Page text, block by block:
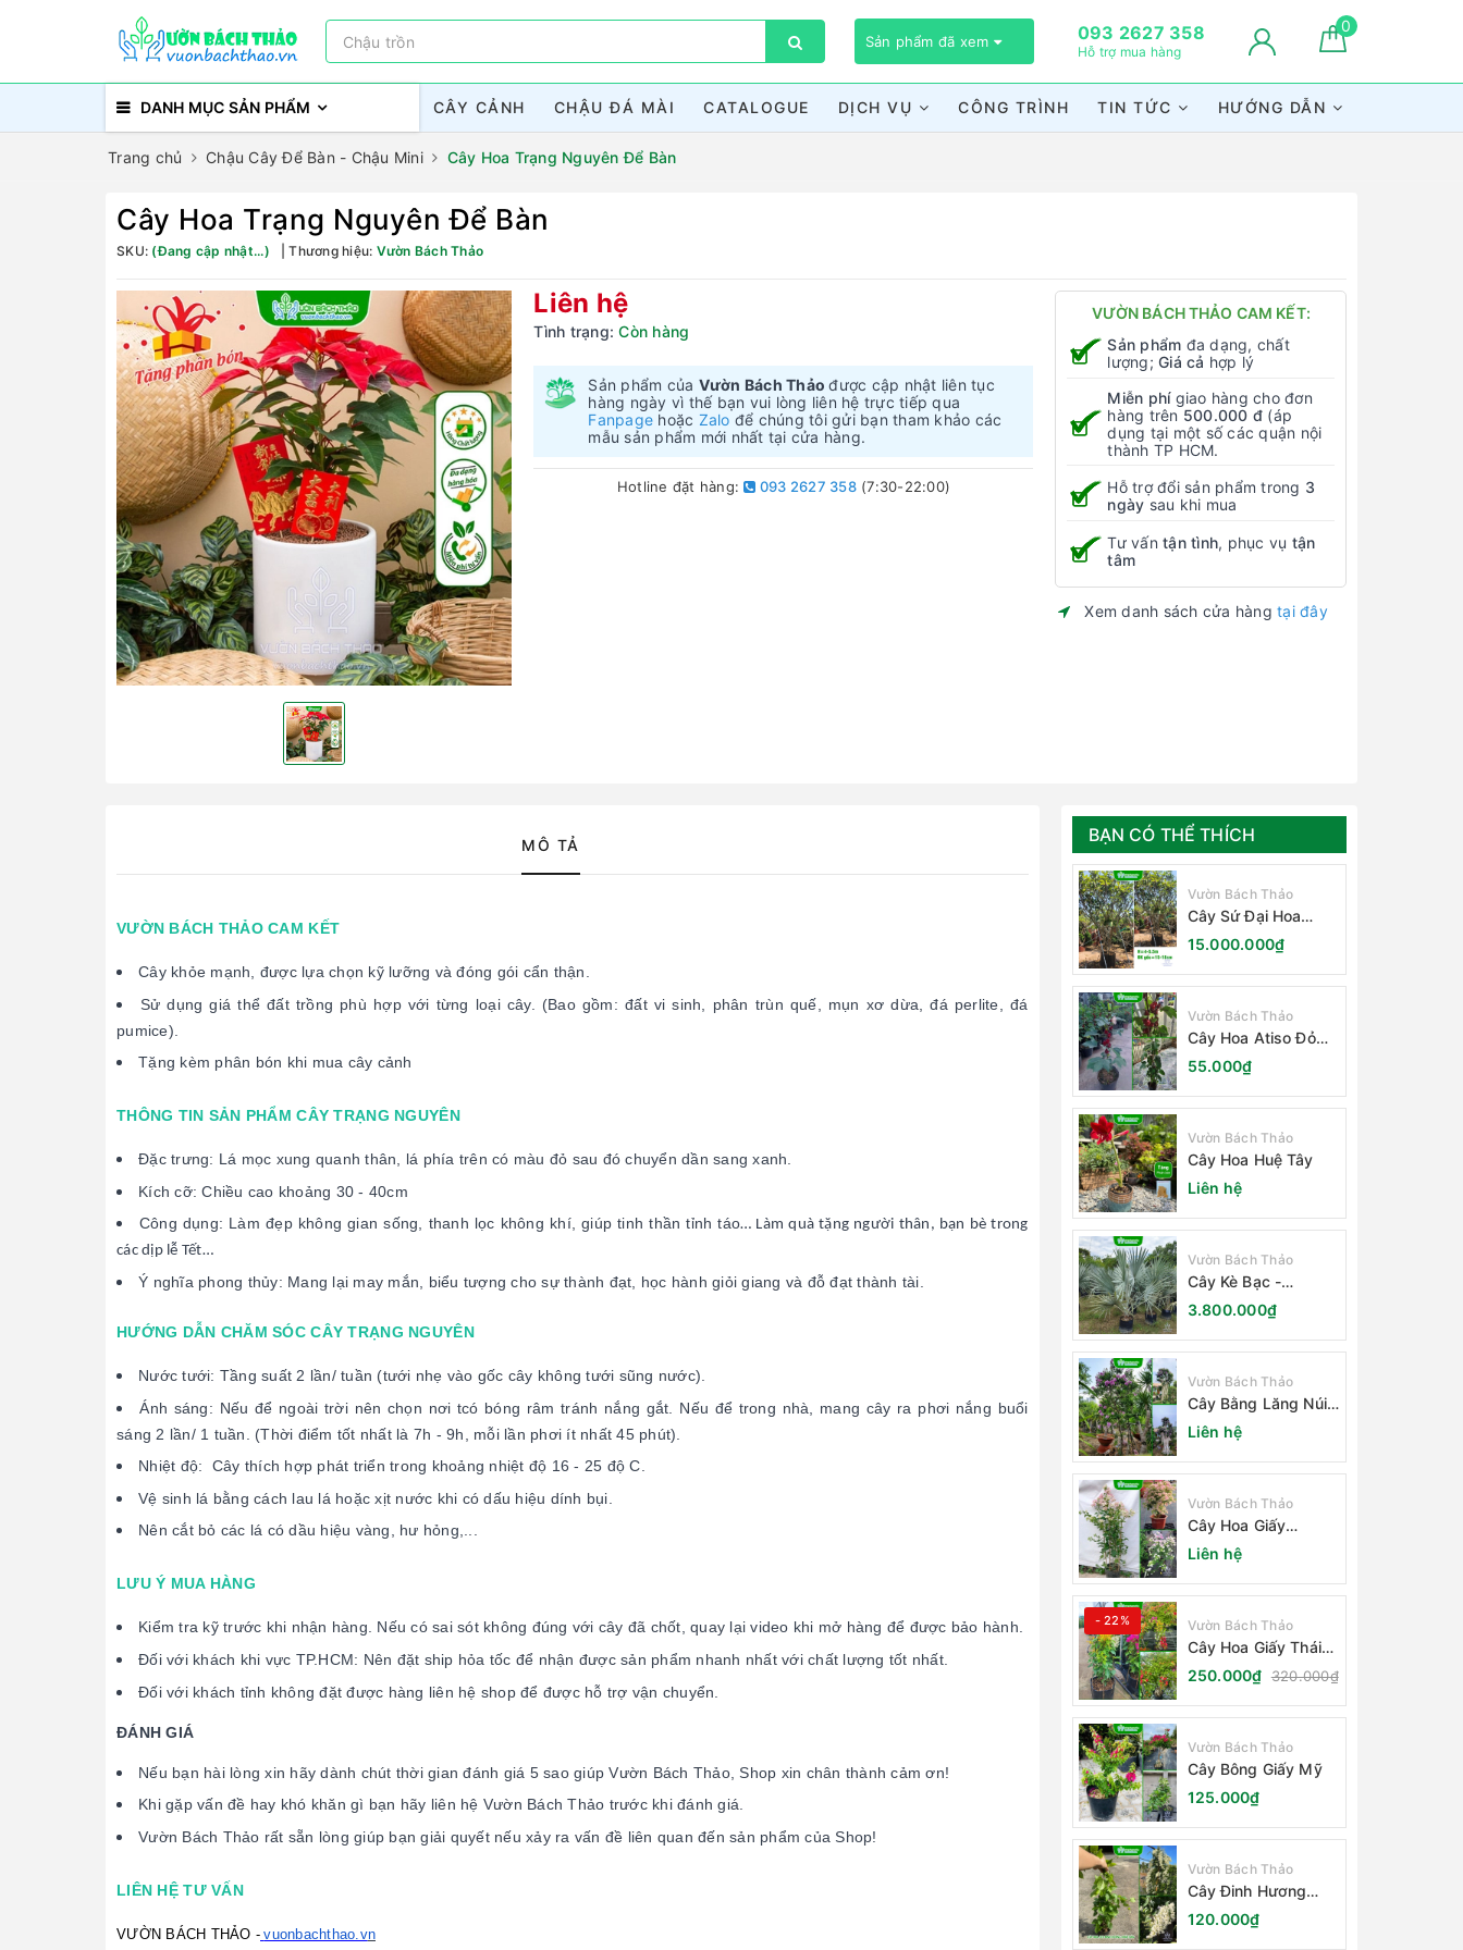
Sản phẩm đã xem 093 2627 358
Hỗ trợ mua hàng
0
DANH MỤC SẢN PHẨM CÂY CẢNH CHẬU ĐÁ MÀI CATALOGUE DỊCH VỤ CÔNG TRÌNH TIN TỨC HƯỚNG DẪN
Trang chủ Chậu Cây Để Bàn - Chậu Mini Cây Hoa Trạng Nguyên Để Bàn
Cây Hoa Trạng Nguyên Để Bàn
SKU: (Đang cập nhật...) Thương hiệu: Vườn Bách Thảo
Liên hệ
Tình trạng: Còn hàng
Sản phẩm của Vườn Bách Thảođược cập nhật liên tục
hàng ngày vì thế bạn vui lòng liên hệ trực tiếp qua
Fanpage hoặc Zalo để chúng tôi gửi bạn tham khảo các
mẫu sản phẩm mới nhất tại cửa hàng.
Hotline đặt hàng: 093 2627 358(7:30-22:00)
VƯỜN BÁCH THẢO CAM KẾT:
Sản phẩm đa dạng, chất
lượng;Giá cả hợp lý
Miễn phígiao hàng cho đơn
hàng trên 500.000 đ (áp
dụng tại một số các quận nội
thành TP HCM.
Hỗ trợ đổi sản phẩm trong 3
ngày sau khi mua
Tư vấntận tình, phục vụ tận
tâm
Xem danh sách cửa hàngtại đây
MÔ TẢ
VƯỜN BÁCH THẢO CAM KẾT
Cây khỏe mạnh, được lựa chọn kỹ lưỡng và đóng gói cẩn thận.
Sử dụng giá thể đất trồng phù hợp với từng loại cây. (Bao gồm: đất vi sinh, phân trùn quế, mụn xơ dừa, đá perlite, đá
pumice).
Tặng kèm phân bón khi mua cây cảnh
THÔNG TIN SẢN PHẨM CÂY TRẠNG NGUYÊN
Đặc trưng: Lá mọc xung quanh thân, lá phía trên có màu đỏ sau đó chuyển dần sang xanh.
Kích cỡ: Chiều cao khoảng 30 - 40cm
Công dụng: Làm đẹp không gian sống, thanh lọc không khí, giúp tinh thần tỉnh táo… Làm quà tặng người thân, bạn bè trong
các dịp lễ Tết…
Ý nghĩa phong thủy: Mang lại may mắn, biểu tượng cho sự thành đạt, học hành giỏi giang và đỗ đạt thành tài.
HƯỚNG DẪN CHĂM SÓC CÂY TRẠNG NGUYÊN
Nước tưới: Tầng suất 2 lần/ tuần (tưới nhẹ vào gốc cây không tưới sũng nước).
Ánh sáng: Nếu để ngoài trời nên chọn nơi tcó bóng râm tránh nắng gắt. Nếu để trong nhà, mang cây ra phơi nắng buổi
sáng 2 lần/ 1 tuần. (Thời điểm tốt nhất là 7h - 9h, mỗi lần phơi ít nhất 45 phút).
Nhiệt độ: Cây thích hợp phát triển trong khoảng nhiệt độ 16 - 25 độ C.
Vệ sinh lá bằng cách lau lá hoặc xịt nước khi có dấu hiệu dính bụi.
Nên cắt bỏ các lá có dầu hiệu vàng, hư hỏng,...
LƯU Ý MUA HÀNG
Kiểm tra kỹ trước khi nhận hàng. Nếu có sai sót không đúng với cây đã chốt, quay lại video khi mở hàng để được bảo hành.
Đối với khách khi vực TP.HCM: Nên đặt ship hỏa tốc để nhận được sản phẩm nhanh nhất với chất lượng tốt nhất.
Đối với khách tỉnh không đặt được hàng liên hệ shop để được hỗ trợ vận chuyển.
ĐÁNH GIÁ
Nếu bạn hài lòng xin hãy dành chút thời gian đánh giá 5 sao giúp Vườn Bách Thảo, Shop xin chân thành cảm ơn!
Khi gặp vấn đề hay khó khăn gì bạn hãy liên hệ Vườn Bách Thảo trước khi đánh giá.
Vườn Bách Thảo rất sẵn lòng giúp bạn giải quyết nếu xảy ra vấn đề liên quan đến sản phẩm của Shop!
LIÊN HỆ TƯ VẤN
VƯỜN BÁCH THẢO - vuonbachthao.vn
BẠN CÓ THỂ THÍCH
Vườn Bách Thảo
Cây Sứ Đại Hoa
Trắng
15.000.000₫
Vườn Bách Thảo
Cây Hoa Atiso Đỏ
(Bụt Gấm Hibiscus)
55.000₫
Vườn Bách Thảo
Cây Hoa Huệ Tây
Liên hệ
Vườn Bách Thảo
Cây Kè Bạc -
Smarckia Nobilis
3.800.000₫
Vườn Bách Thảo
Cây Bằng Lăng Núi
(Cây Săng Lẻ)
Liên hệ
Vườn Bách Thảo
Cây Hoa Giấy
Sakura Nhật Bản
Liên hệ
- 22% Vườn Bách Thảo
Cây Hoa Giấy Thái
Lan
250.000₫ 320.000₫
Vườn Bách Thảo
Cây Bông Giấy Mỹ
125.000₫
Vườn Bách Thảo
Cây Đinh Hương
Nhật Bản
120.000₫